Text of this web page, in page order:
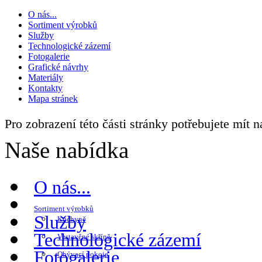
O nás...
Sortiment výrobků
Služby
Technologické zázemí
Fotogalerie
Grafické návrhy
Materiály
Kontakty
Mapa stránek
Pro zobrazení této části stránky potřebujete mít
Naše nabídka
O nás...
Sortiment výrobků
Kuchyně
Vestavěné skříně
Obývací pokoje
Služby
Technologické zázemí
Fotogalerie